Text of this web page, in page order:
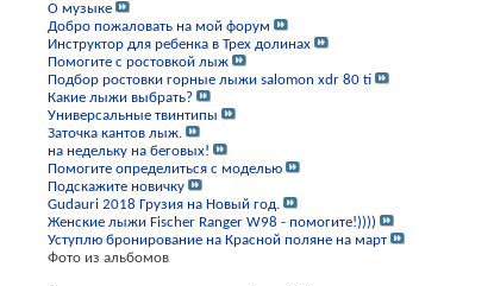
О музыке
Добро пожаловать на мой форум
Инструктор для ребенка в Трех долинах
Помогите с ростовкой лыж
Подбор ростовки горные лыжи salomon xdr 80 ti
Какие лыжи выбрать?
Универсальные твинтипы
Заточка кантов лыж.
на недельку на беговых!
Помогите определиться с моделью
Подскажите новичку
Gudauri 2018 Грузия на Новый год.
Женские лыжи Fischer Ranger W98 - помогите!))))
Уступлю бронирование на Красной поляне на март
Фото из альбомов